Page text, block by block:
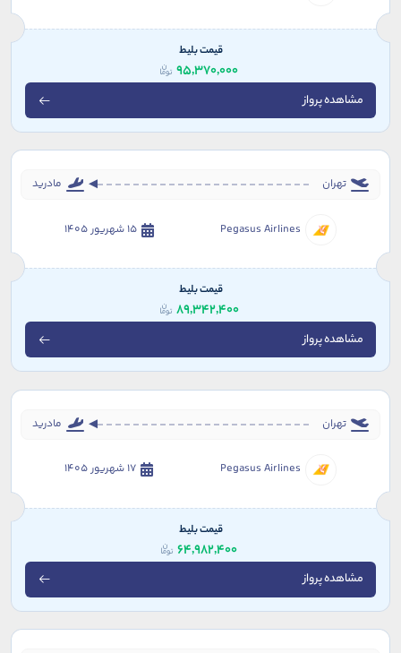
قیمت بلیط
95,370,000
مشاهده پرواز
تهران مادرید
Pegasus Airlines 15 شهریور 1405
قیمت بلیط
89,342,400
مشاهده پرواز
تهران مادرید
Pegasus Airlines 17 شهریور 1405
قیمت بلیط
64,982,400
مشاهده پرواز